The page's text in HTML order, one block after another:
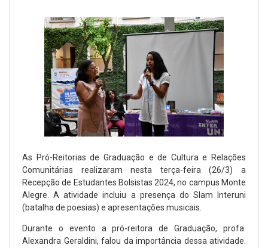
As Pró-Reitorias de Graduação e de Cultura e Relações
Comunitárias realizaram nesta terça-feira (26/3) a
Recepção de Estudantes Bolsistas 2024, no campus Monte
Alegre. A atividade incluiu a presença do Slam Interuni
(batalha de poesias) e apresentações musicais.
Durante o evento a pró-reitora de Graduação, profa.
Alexandra Geraldini, falou da importância dessa atividade.